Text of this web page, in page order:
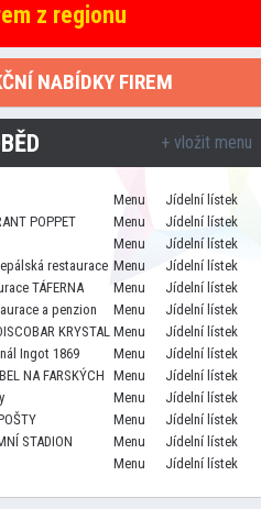
z regionu
NABÍDKY FIREM
+ vložit menu
Menu
Jídelní lístek
POPPET
Menu
Jídelní lístek
Menu
Jídelní lístek
restaurace Menu
Jídelní lístek
TÁFERNA
Menu
Jídelní lístek
a penzion
Menu
Jídelní lístek
KRYSTALMenu
Jídelní lístek
Ingot 1869
Menu
Jídelní lístek
NA FARSKÝCH Menu
Jídelní lístek
Menu
Jídelní lístek
Menu
Jídelní lístek
STADION
Menu
Jídelní lístek
Menu Jídelní lístek